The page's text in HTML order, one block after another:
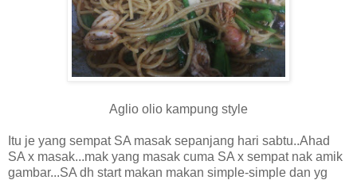
Aglio olio kampung style
Itu je yang sempat SA masak sepanjang hari sabtu..Ahad
SA x masak...mak yang masak cuma SA x sempat nak amik
gambar...SA dh start makan makan simple-simple dan yg